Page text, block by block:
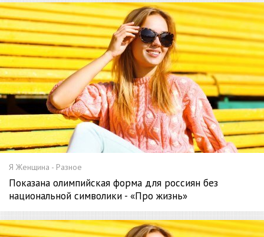
Я Женщина - Разное
Показана олимпийская форма для россиян без
национальной символики - «Про жизнь»